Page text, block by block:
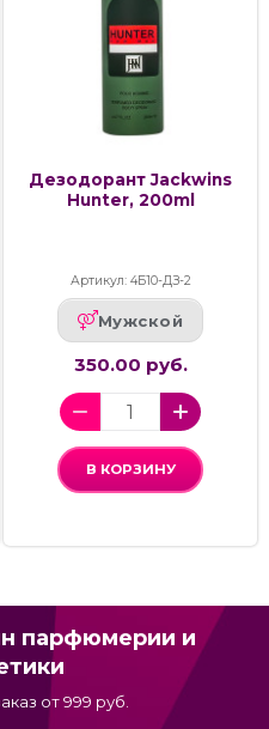
Дезодорант Jackwins
Hunter, 200ml
Артикул: 4Б10-ДЗ-2
Мужской
350.00 руб.
В КОРЗИНУ
парфюмерии и
от 999 руб.